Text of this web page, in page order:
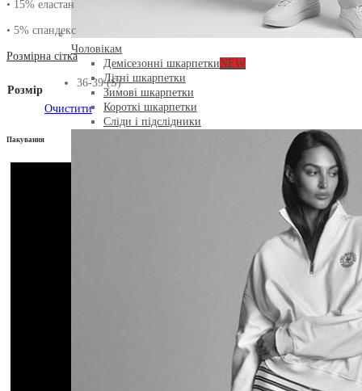
Чоловікам
Демісезонні шкарпеткиNEW
Літні шкарпетки
Зимові шкарпетки
Короткі шкарпетки
Сліди і підслідники
• 15% еластан
• 5% спандекс
Розмірна сітка
Розмір
36-39 (S)
Очистити
Пакування